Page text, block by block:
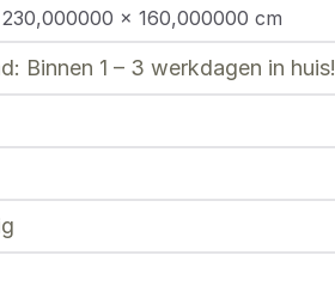
× 160,000000 cm
Binnen 1 – 3 werkdagen in huis!